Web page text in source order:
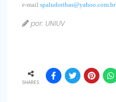
e-mail spaludoribas@yahoo.com.br
por: UNIUV
SHARES